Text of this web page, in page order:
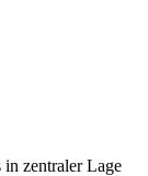
in zentraler Lage